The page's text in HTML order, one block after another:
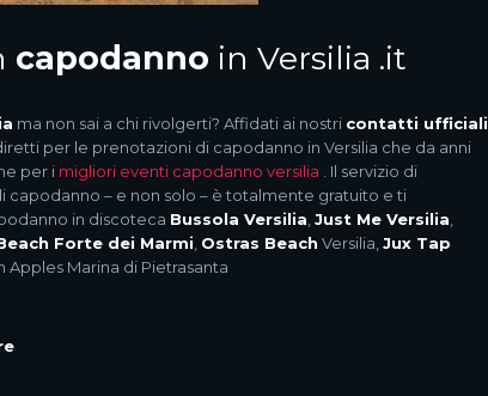
capodanno in Versilia .it
ma non sai a chi rivolgerti? Affidati ai nostri contatti ufficiali
per le prenotazioni di capodanno in Versilia che da anni
per i migliori eventi capodanno versilia . Il servizio di
– e non solo – è totalmente gratuito e ti
in discoteca Bussola Versilia Just Me Versilia
Forte dei Marmi Ostras Beach Versilia, Jux Tap
Apples Marina di Pietrasanta